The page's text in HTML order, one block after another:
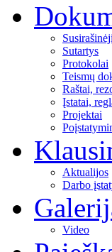
Sutartys
Protokolai
Teismų
Raštai,
Įstatai,
Projektai
Aktualijos
Darbo
Video